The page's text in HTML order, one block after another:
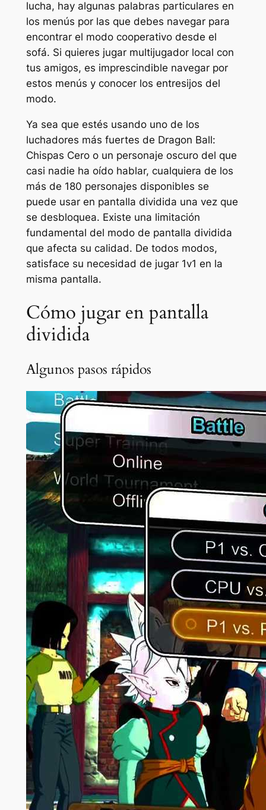
lucha, hay algunas palabras particulares en
los menús por las que debes navegar para
encontrar el modo cooperativo desde el
sofá. Si quieres jugar multijugador local con
tus amigos, es imprescindible navegar por
estos menús y conocer los entresijos del
modo.
Ya sea que estés usando uno de los
luchadores más fuertes de Dragon Ball:
Chispas Ceroo un personaje oscuro del que
casi nadie ha oído hablar, cualquiera de los
más de 180 personajes disponibles se
puede usar en pantalla dividida una vez que
se desbloquea. Existe una limitación
fundamental del modo de pantalla dividida
que afecta su calidad. De todos modos,
satisface su necesidad de jugar 1v1 en la
misma pantalla.
Cómo jugar en pantalla
dividida
Algunos pasos rápidos